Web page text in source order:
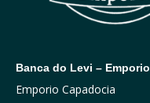
Banca do Levi – Emporio
Emporio Capadocia